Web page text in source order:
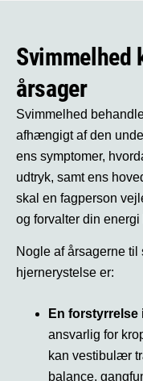
Svimmelhed
årsager
Svimmelhed
afhængigt af den
ens symptomer,
udtryk, samt ens
skal en fagperson
og forvalter din
Nogle af årsagerne
hjernerystelse er:
En
ansvarlig for
kan vestibulær
balance,